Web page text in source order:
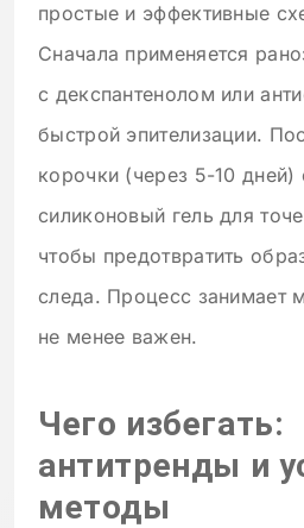
простые и эффективные
Сначала применяется
с декспантенолом или
быстрой эпителизации.
корочки (через 5-10 дней)
силиконовый гель для
чтобы предотвратить
следа. Процесс занимает
не менее важен.
Чего избегать:
антитренды и
методы